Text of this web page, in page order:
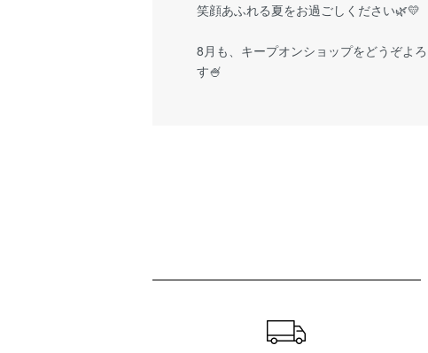
笑顔あふれる夏をお過ごしください🌿💛
8月も、キープオンショップをどうぞよ
す🍧